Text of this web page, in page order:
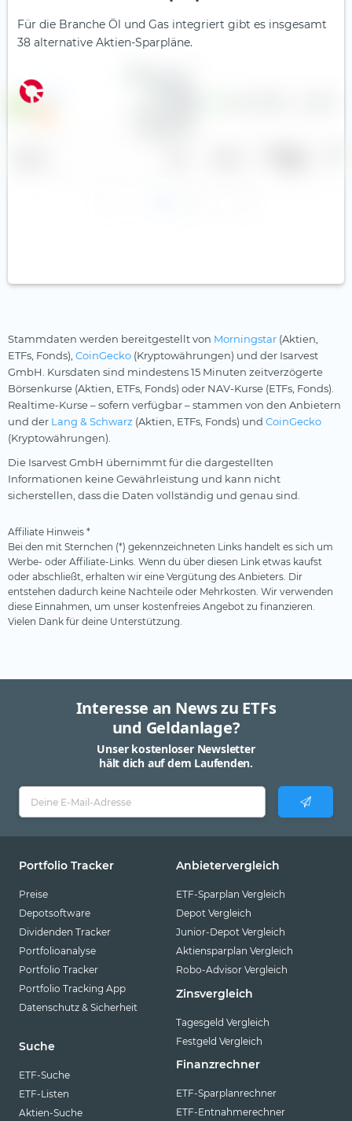
Für die Branche Öl und Gas integriert gibt es insgesamt
38 alternative Aktien-Sparpläne.
BP p.l.c.
Stammdaten werden bereitgestellt von Morningstar (Aktien,
ETFs, Fonds), CoinGecko (Kryptowährungen) und der Isarvest
GmbH. Kursdaten sind mindestens 15 Minuten zeitverzögerte
Börsenkurse (Aktien, ETFs, Fonds) oder NAV-Kurse (ETFs, Fonds).
Realtime-Kurse – sofern verfügbar – stammen von den Anbietern
und der Lang & Schwarz (Aktien, ETFs, Fonds) und CoinGecko
(Kryptowährungen).
Die Isarvest GmbH übernimmt für die dargestellten
Informationen keine Gewährleistung und kann nicht
sicherstellen, dass die Daten vollständig und genau sind.
Affiliate Hinweis *
Bei den mit Sternchen (*) gekennzeichneten Links handelt es sich um
Werbe- oder Affiliate-Links. Wenn du über diesen Link etwas kaufst
oder abschließt, erhalten wir eine Vergütung des Anbieters. Dir
entstehen dadurch keine Nachteile oder Mehrkosten. Wir verwenden
diese Einnahmen, um unser kostenfreies Angebot zu finanzieren.
Vielen Dank für deine Unterstützung.
Interesse an News zu ETFs
und Geldanlage?
Unser kostenloser Newsletter
hält dich auf dem Laufenden.
Portfolio Tracker
Preise
Depotsoftware
Dividenden Tracker
Portfolioanalyse
Portfolio Tracker
Portfolio Tracking App
Datenschutz & Sicherheit
Suche
ETF-Suche
ETF-Listen
Aktien-Suche
Anbietervergleich
ETF-Sparplan Vergleich
Depot Vergleich
Junior-Depot Vergleich
Aktiensparplan Vergleich
Robo-Advisor Vergleich
Zinsvergleich
Tagesgeld Vergleich
Festgeld Vergleich
Finanzrechner
ETF-Sparplanrechner
ETF-Entnahmerechner